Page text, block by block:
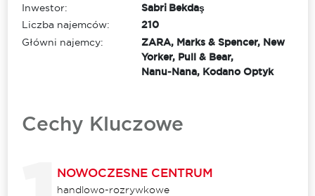
Inwestor:
Sabri Bekdaş
Liczba najemców:
210
Główni najemcy:
ZARA, Marks & Spencer, New
Yorker, Pull & Bear,
Nanu‑Nana, Kodano Optyk
Cechy Kluczowe
NOWOCZESNE CENTRUM
handlowo-rozrywkowe